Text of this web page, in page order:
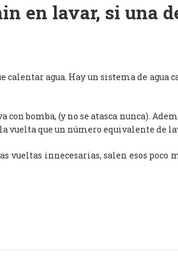
en lavar, si una
agua. Hay un sistema de agua
bomba, (y no se atasca nunca).
vuelta que un número equivalente de
vueltas innecesarias, salen esos poco